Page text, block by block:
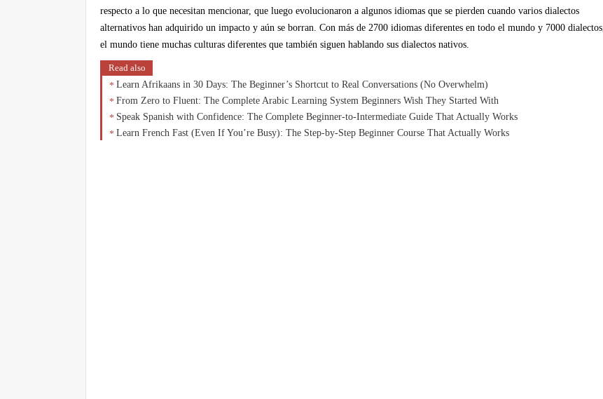
respecto a lo que necesitan mencionar, que luego evolucionaron a algunos idiomas que se pierden cuando varios dialectos
alternativos han adquirido un impacto y aún se borran. Con más de 2700 idiomas diferentes en todo el mundo y 7000 dialectos,
el mundo tiene muchas culturas diferentes que también siguen hablando sus dialectos nativos.
Read also
Learn Afrikaans in 30 Days: The Beginner’s Shortcut to Real Conversations (No Overwhelm)
From Zero to Fluent: The Complete Arabic Learning System Beginners Wish They Started With
Speak Spanish with Confidence: The Complete Beginner-to-Intermediate Guide That Actually Works
Learn French Fast (Even If You’re Busy): The Step-by-Step Beginner Course That Actually Works